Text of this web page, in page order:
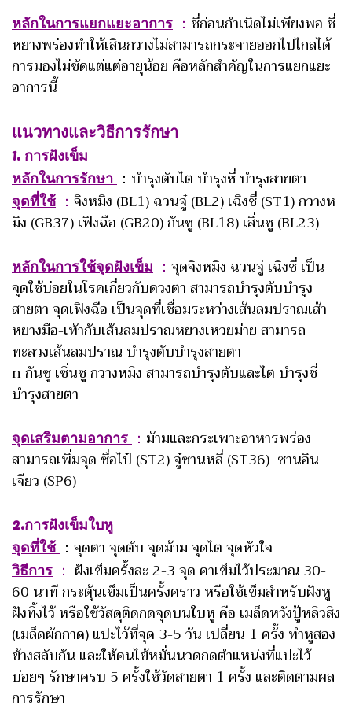
หลักในการแยกแยะอาการ ： ชี่ก่อนกำเนิดไม่เพียงพอ ชี่
หยางพร่องทำให้เสินกวางไม่สามารถกระจายออกไปไกลได้
การมองไม่ชัดแต่แต่อายุน้อย คือหลักสำคัญในการแยกแยะ
อาการนี้
แนวทางและวิธีการรักษา
1. การฝังเข็ม
หลักในการรักษา ：บำรุงตับไต บำรุงชี่ บำรุงสายตา
จุดที่ใช้： จิงหมิง (BL1) ฉวนจู๋ (BL2) เฉิงชี่ (ST1) กวางห
มิง (GB37) เฟิงฉือ (GB20) กันซู (BL18) เสิ่นซู (BL23)
หลักในการใช้จุดฝังเข็ม ： จุดจิงหมิง ฉวนจู๋ เฉิงชี่ เป็น
จุดใช้บ่อยในโรคเกี่ยวกับดวงตา สามารถบำรุงตับบำรุง
สายตา จุดเฟิงฉือ เป็นจุดที่เชื่อมระหว่างเส้นลมปราณเส้า
หยางมือ-เท้ากับเส้นลมปราณหยางเหวยม่าย สามารถ
ทะลวงเส้นลมปราณ บำรุงตับบำรุงสายตา
n กันซู เซิ่นซู กวางหมิง สามารถบำรุงตับและไต บำรุงชี่
บำรุงสายตา
จุดเสริมตามอาการ ： ม้ามและกระเพาะอาหารพร่อง
สามารถเพิ่มจุด ซื่อไป๋ (ST2) จู๋ซานหลี่ (ST36) ซานอิน
เจียว (SP6)
2.การฝังเข็มใบหู
จุดที่ใช้ ：จุดตา จุดตับ จุดม้าม จุดไต จุดหัวใจ
วิธีการ ： ฝังเข็มครั้งละ 2-3 จุด คาเข็มไว้ประมาณ 30-
60 นาที กระตุ้นเข็มเป็นครั้งคราว หรือใช้เข็มสำหรับฝังหู
ฝังทิ้งไว้ หรือใช้วัสดุติดกดจุดบนใบหู คือ เมล็ดหวังปู้หลิวสิง
(เมล็ดผักกาด) แปะไว้ที่จุด 3-5 วัน เปลี่ยน 1 ครั้ง ทำหูสอง
ข้างสลับกัน และให้คนไข้หมั่นนวดกดตำแหน่งที่แปะไว้
บ่อยๆ รักษาครบ 5 ครั้งใช้วัดสายตา 1 ครั้ง และติดตามผล
การรักษา